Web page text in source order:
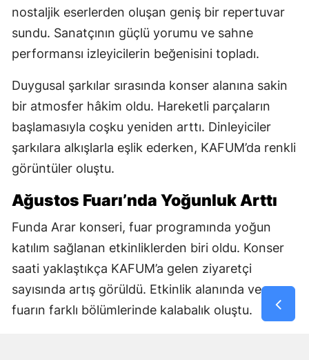
nostaljik eserlerden oluşan geniş bir repertuvar
sundu. Sanatçının güçlü yorumu ve sahne
performansı izleyicilerin beğenisini topladı.
Duygusal şarkılar sırasında konser alanına sakin
bir atmosfer hâkim oldu. Hareketli parçaların
başlamasıyla coşku yeniden arttı. Dinleyiciler
şarkılara alkışlarla eşlik ederken, KAFUM’da renkli
görüntüler oluştu.
Ağustos Fuarı’nda Yoğunluk Arttı
Funda Arar konseri, fuar programında yoğun
katılım sağlanan etkinliklerden biri oldu. Konser
saati yaklaştıkça KAFUM’a gelen ziyaretçi
sayısında artış görüldü. Etkinlik alanında ve
fuarın farklı bölümlerinde kalabalık oluştu.